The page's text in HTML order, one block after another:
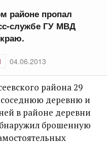
районе пропал
службе ГУ МВД
04.06.2013
района 29
соседнюю деревню и
в районе деревни
брошенную